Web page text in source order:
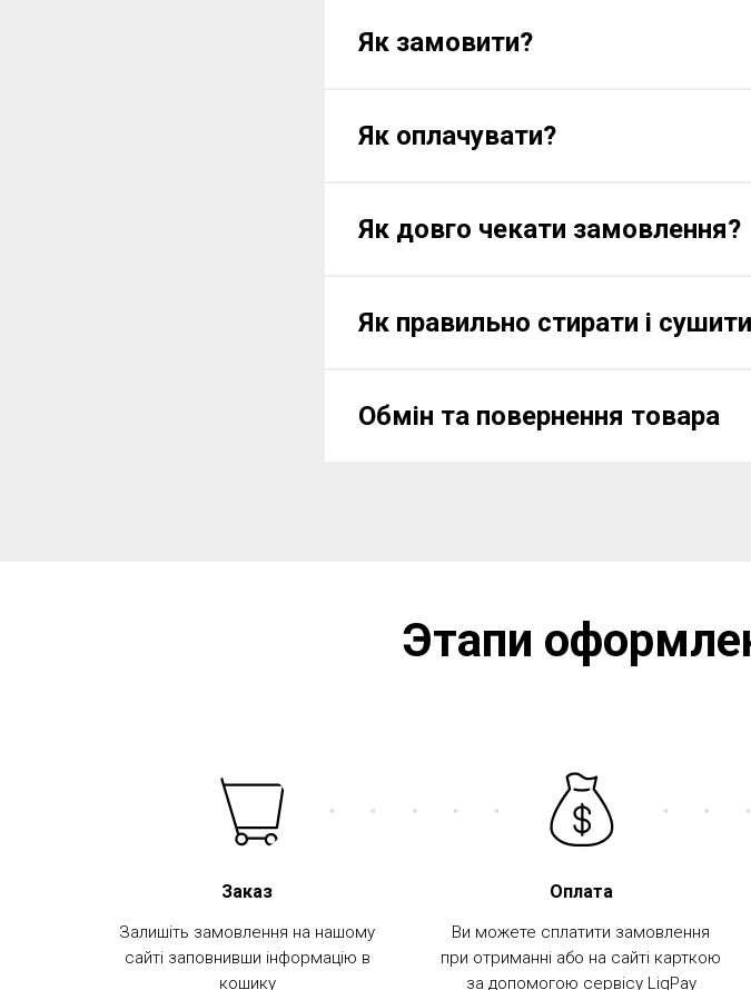
Як замовити?
Як оплачувати?
Як довго чекати замовлення?
Як правильно стирати і
Обмін та повернення товара
Этапи
Заказ
Залишіть замовлення на нашому
сайті заповнивши інформацію в
кошику
Оплата
Ви можете сплатити замовлення
при отриманні або на сайті карткою
за допомогою сервісу LiqPay